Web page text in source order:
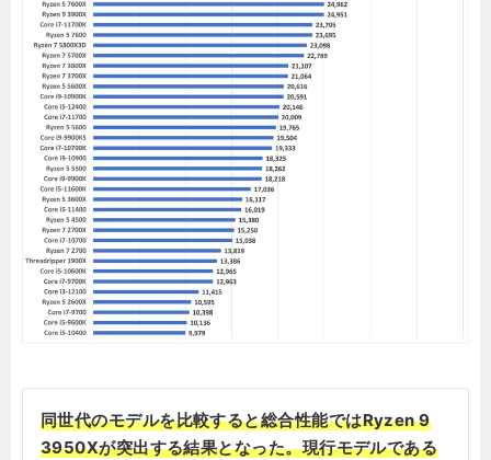
同世代のモデルを比較すると総合性能ではRyzen 9
3950Xが突出する結果となった。現行モデルである